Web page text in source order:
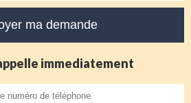
immediatement